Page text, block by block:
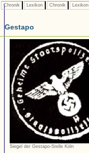
Chronik Lexikon Chronik Lexikon
Gestapo
Siegel der Gestapo-Stelle Köln